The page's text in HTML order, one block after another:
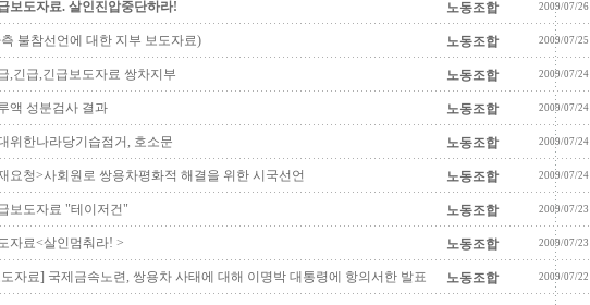
보도자료. 살인진압중단하라! 노동조합 2009/07/26
불참선언에 대한 지부 보도자료) 노동조합 2009/07/25
,긴급,긴급보도자료 쌍차지부 노동조합 2009/07/24
액 성분검사 결과 노동조합 2009/07/24
위한나라당기습점거, 호소문 노동조합 2009/07/24
요청>사회원로 쌍용차평화적 해결을 위한 시국선언 노동조합 2009/07/24
보도자료 "테이저건" 노동조합 2009/07/23
자료<살인멈춰라! > 노동조합 2009/07/23
자료] 국제금속노련, 쌍용차 사태에 대해 이명박 대통령에 항의서한 발표 노동조합 2009/07/22